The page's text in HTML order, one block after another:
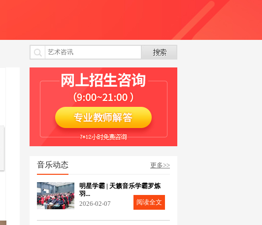
音乐动态 更多>>
明星学霸 | 天籁音乐学霸罗炼
羽...
2026-02-07
阅读全文